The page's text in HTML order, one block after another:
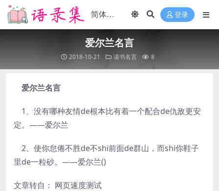
登录
爱尔兰名言
2018-10-21 读书名言 8
爱尔兰名言
1、没有哪种友情de根本比有着一个配合de仇敌更安
定。——爱尔兰
2、使你怠倦不胜de不shi前面de群山，而shi你鞋子
里de一粒砂。——爱尔兰()
文章转自： 网页速度测试